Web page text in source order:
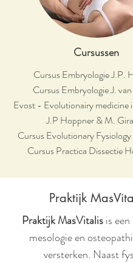
Cursussen
Cursus Embryologie J.P.
Cursus Embryologie J.
Evost - Evolutionairy medicine
J.P Hoppner & M.
Cursus Evolutionary
Cursus Practica Dissectie
Praktijk
Praktijk MasVitalisis
mesologie en
versterken. Naast